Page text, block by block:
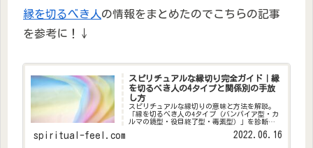
縁を切るべき人 の情報をまとめたのでこちらの記事
を参考に！↓
スピリチュアルな縁切り完全ガイド｜縁
を切るべき人の4タイプと関係別の手放
し方
スピリチュアルな縁切りの意味と方法を解説。
「縁を切るべき人の4タイプ（バンパイア型・カ
ルマの鏡型・役目終了型・毒素型）」を診断チ
ェックリスト付きで紹介。職場・家族・友人・
恋人別の縁切りの作法と、縁切りの後に起こる
spiritual-feel.com 2022.06.16